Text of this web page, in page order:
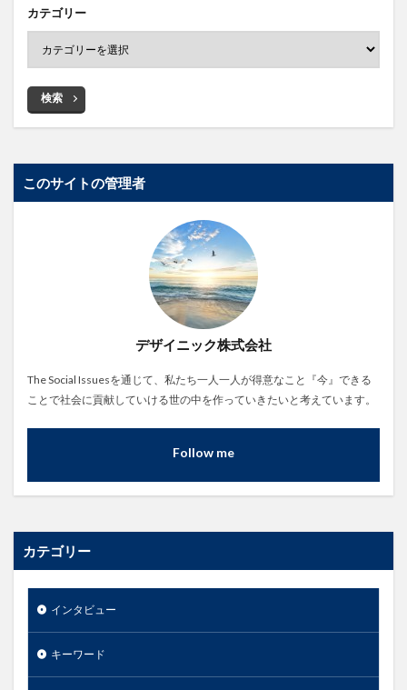
カテゴリー
検索
このサイトの管理者
デザイニック株式会社
The Social Issuesを通じて、私たち一人一人が得意なこと『今』できる
ことで社会に貢献していける世の中を作っていきたいと考えています。
Follow me
カテゴリー
インタビュー
キーワード